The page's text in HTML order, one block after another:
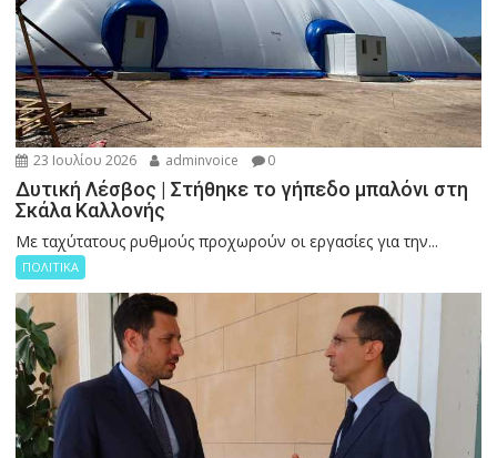
23 Ιουλίου 2026 adminvoice 0
Δυτική Λέσβος | Στήθηκε το γήπεδο μπαλόνι στη
Σκάλα Καλλονής
Με ταχύτατους ρυθμούς προχωρούν οι εργασίες για την...
ΠΟΛΙΤΙΚΑ